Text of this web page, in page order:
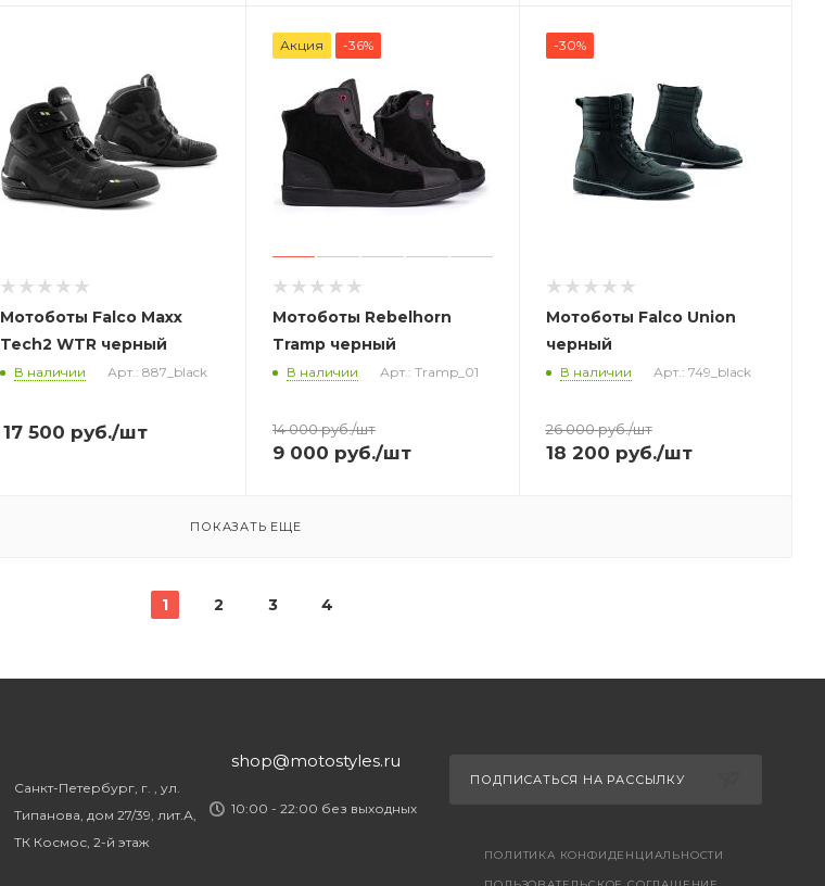
Мотоботы Falco Maxx
Tech2 WTR черный
В наличии Арт.: 887_black
17 500 руб./шт
Акция -36%
Мотоботы Rebelhorn
Tramp черный
В наличии Арт.: Tramp_01
14 000руб./шт
9 000 руб./шт
-30%
Мотоботы Falco Union
черный
В наличии Арт.: 749_black
26 000руб./шт
18 200 руб./шт
ПОКАЗАТЬ ЕЩЕ
1 2 3 4
Санкт-Петербург, г. , ул.
Типанова, дом 27/39, лит.А,
ТК Космос, 2-й этаж
shop@motostyles.ru
10:00 - 22:00 без выходных
ПОДПИСАТЬСЯ НА РАССЫЛКУ
ПОЛИТИКА КОНФИДЕНЦИАЛЬНОСТИ